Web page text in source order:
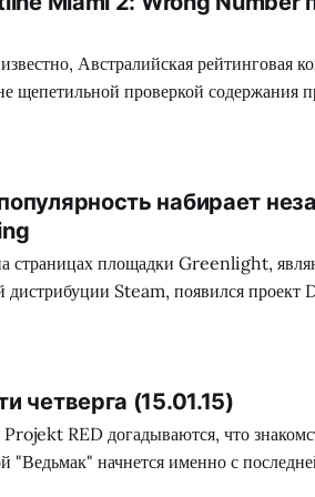
Австралийская рейтинговая
щепетильной проверкой содержания
игровая индустрия, подвергает
Так сказать, под нож могло попасть
набирает
страницах площадки Greenlight,
дистрибуции Steam, появился
сеттингом, а также
Mirror`s Edge, хотя сами девелоперы
четверга (15.01.15)
Projekt RED догадываются, что
"Ведьмак" начнется именно с
Hunt. По всей видимости, это